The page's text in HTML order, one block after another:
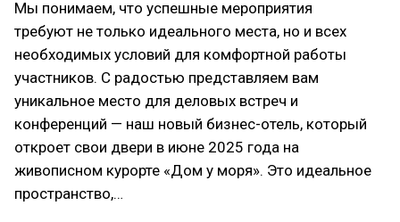
Мы понимаем, что успешные мероприятия
требуют не только идеального места, но и всех
необходимых условий для комфортной работы
участников. С радостью представляем вам
уникальное место для деловых встреч и
конференций — наш новый бизнес-отель, который
откроет свои двери в июне 2025 года на
живописном курорте «Дом у моря». Это идеальное
пространство,…